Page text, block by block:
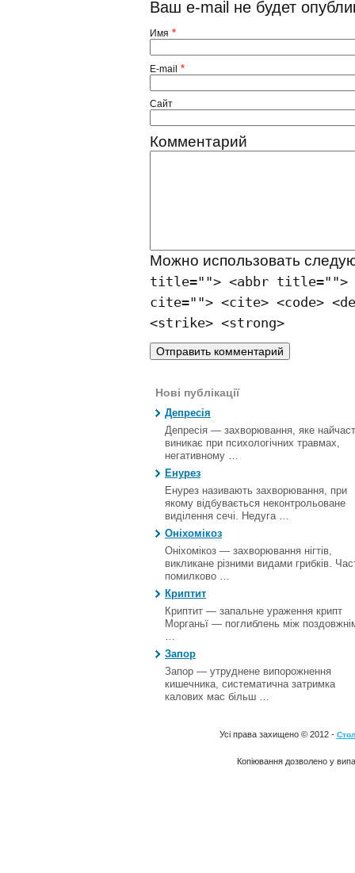
Ваш e-mail не будет
Имя *
E-mail *
Сайт
Комментарий
Можно использовать
title=""> <abbr title="">
cite=""> <cite> <code>
<strike> <strong>
Нові публікації
Депресія
Депресія — захворювання, яке
виникає при психологічних травмах,
негативному …
Енурез
Енурез називають захворювання, при
якому відбувається неконтрольоване
виділення сечі. Недуга …
Оніхомікоз
Оніхомікоз — захворювання нігтів,
викликане різними видами грибків.
помилково …
Криптит
Криптит — запальне ураження крипт
Морганьї — поглиблень між
…
Запор
Запор — утруднене випорожнення
кишечника, систематична затримка
калових мас більш …
Усі права захищено © 2012 -
Копіювання дозволено у